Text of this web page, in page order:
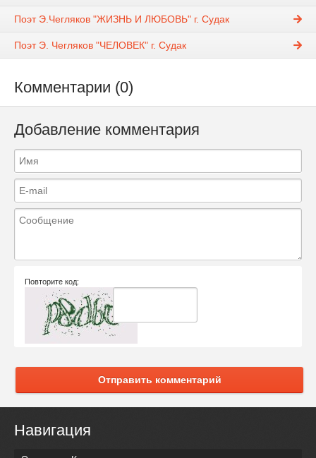
Поэт Э.Чегляков "ЖИЗНЬ И ЛЮБОВЬ" г. Судак
Поэт Э. Чегляков "ЧЕЛОВЕК" г. Судак
Комментарии (0)
Добавление комментария
Повторите код:
Отправить комментарий
Навигация